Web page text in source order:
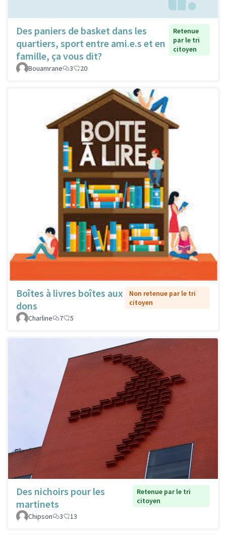
Des paniers de basket dans les
quartiers, sport entre ami.e.s et en
famille, ça vous dit?
Retenue
par le tri
citoyen
Bouamrane 3 20
Boîtes à livres boîtes aux
dons
Non retenue par le tri
citoyen
Charline
7 5
Des nichoirs pour les
martinets
Retenue par le tri
citoyen
Chipson
3 13